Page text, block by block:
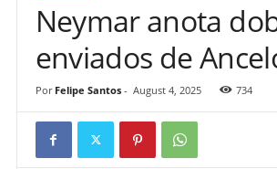
r
Neymar anota
enviados de
Por Felipe Santos- August 4, 2025 734